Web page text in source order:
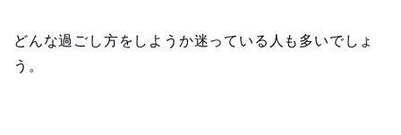
どんな過ごし方をしようか迷っている人も多いでしょ
う。